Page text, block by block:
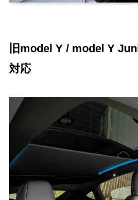
旧model Y / model Y
対応